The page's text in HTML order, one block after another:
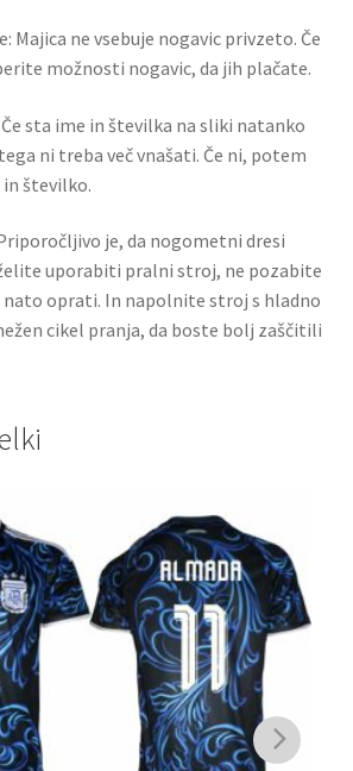
Majica ne vsebuje nogavic privzeto. Če
možnosti nogavic, da jih plačate.
sta ime in številka na sliki natanko
ni treba več vnašati. Če ni, potem
številko.
je, da nogometni dresi
uporabiti pralni stroj, ne pozabite
oprati. In napolnite stroj s hladno
cikel pranja, da boste bolj zaščitili